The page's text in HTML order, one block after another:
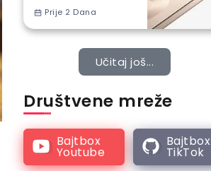
Prije 2 Dana
Učitaj još...
Društvene mreže
Bajtbox
Youtube
Bajtbox
TikTok